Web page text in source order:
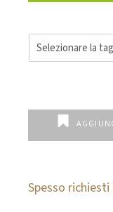
Spesso